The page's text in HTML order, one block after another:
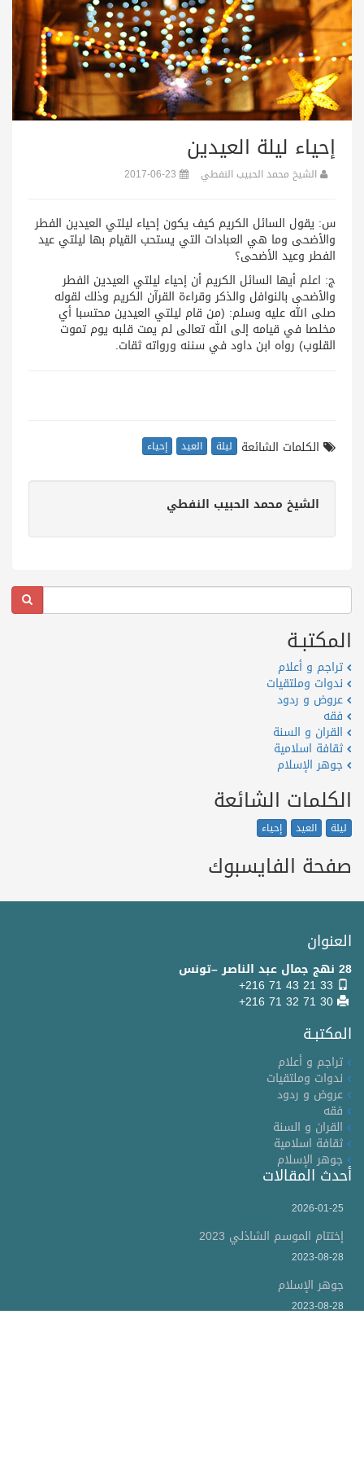
إحياء ليلة العيدين
الشيخ محمد الحبيب النفطي
س: يقول السائل الكريم كيف يكون إحياء ليلتي العيدين الفطر
والأضحى وما هي العبادات التي يستحب القيام بها ليلتي عيد
الفطر وعيد الأضحى؟
ج: اعلم أيها السائل الكريم أن إحياء ليلتي العيدين الفطر
والأضحى بالنوافل والذكر وقراءة القرآن الكريم وذلك لقوله
صلى الله عليه وسلم: (من قام ليلتي العيدين محتسبا أي
مخلصا في قيامه إلى الله تعالى لم يمت قلبه يوم تموت
القلوب) رواه ابن داود في سننه ورواته ثقات.
الكلمات الشائعة ليلة العيد إحياء
الشيخ محمد الحبيب النفطي
المكتبـة
تراجم و أعلام
ندوات وملتقيات
عروض و ردود
فقه
القران و السنة
ثقافة اسلامية
جوهر الإسلام
الكلمات الشائعة
ليلة العيد إحياء
صفحة الفايسبوك
العنوان
28 نهج جمال عبد الناصر –تونس
+216 71 43 21 33
+216 71 32 71 30
المكتبـة
تراجم و أعلام
ندوات وملتقيات
عروض و ردود
فقه
القران و السنة
ثقافة اسلامية
جوهر الإسلام
أحدث المقالات
2026-01-25
إختتام الموسم الشاذلي 2023
2023-08-28
جوهر الإسلام
2023-08-28